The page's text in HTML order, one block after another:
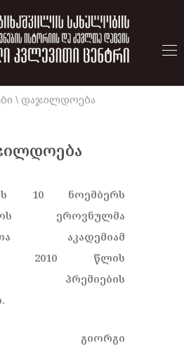
\ დაჯილდოება
10 ნოემბერს
ეროვნულმა
აკადემიამ
2010 წლის
პრემიების
გიორგი